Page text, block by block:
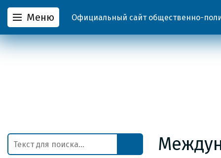
Меню Официальный сайт общественно-